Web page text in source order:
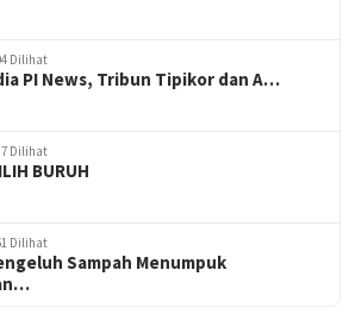
Dilihat
PI News, Tribun Tipikor dan A…
Dilihat
BURUH
Dilihat
Sampah Menumpuk